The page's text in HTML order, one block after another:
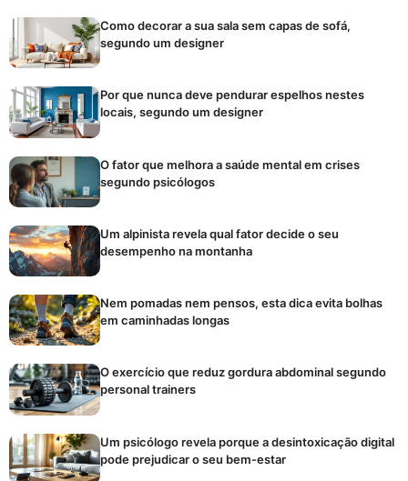
Como decorar a sua sala sem capas de sofá,
segundo um designer
Por que nunca deve pendurar espelhos nestes
locais, segundo um designer
O fator que melhora a saúde mental em crises
segundo psicólogos
Um alpinista revela qual fator decide o seu
desempenho na montanha
Nem pomadas nem pensos, esta dica evita bolhas
em caminhadas longas
O exercício que reduz gordura abdominal segundo
personal trainers
Um psicólogo revela porque a desintoxicação digital
pode prejudicar o seu bem-estar